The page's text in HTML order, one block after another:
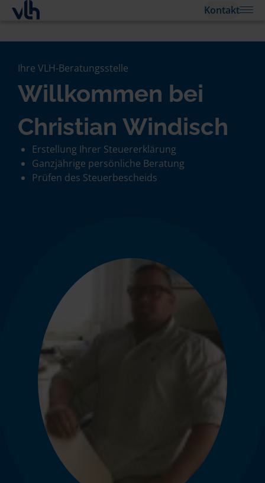
Kontakt
Ihre VLH-Beratungsstelle
Willkommen bei
Christian Windisch
Erstellung Ihrer Steuererklärung
Ganzjährige persönliche Beratung
Prüfen des Steuerbescheids